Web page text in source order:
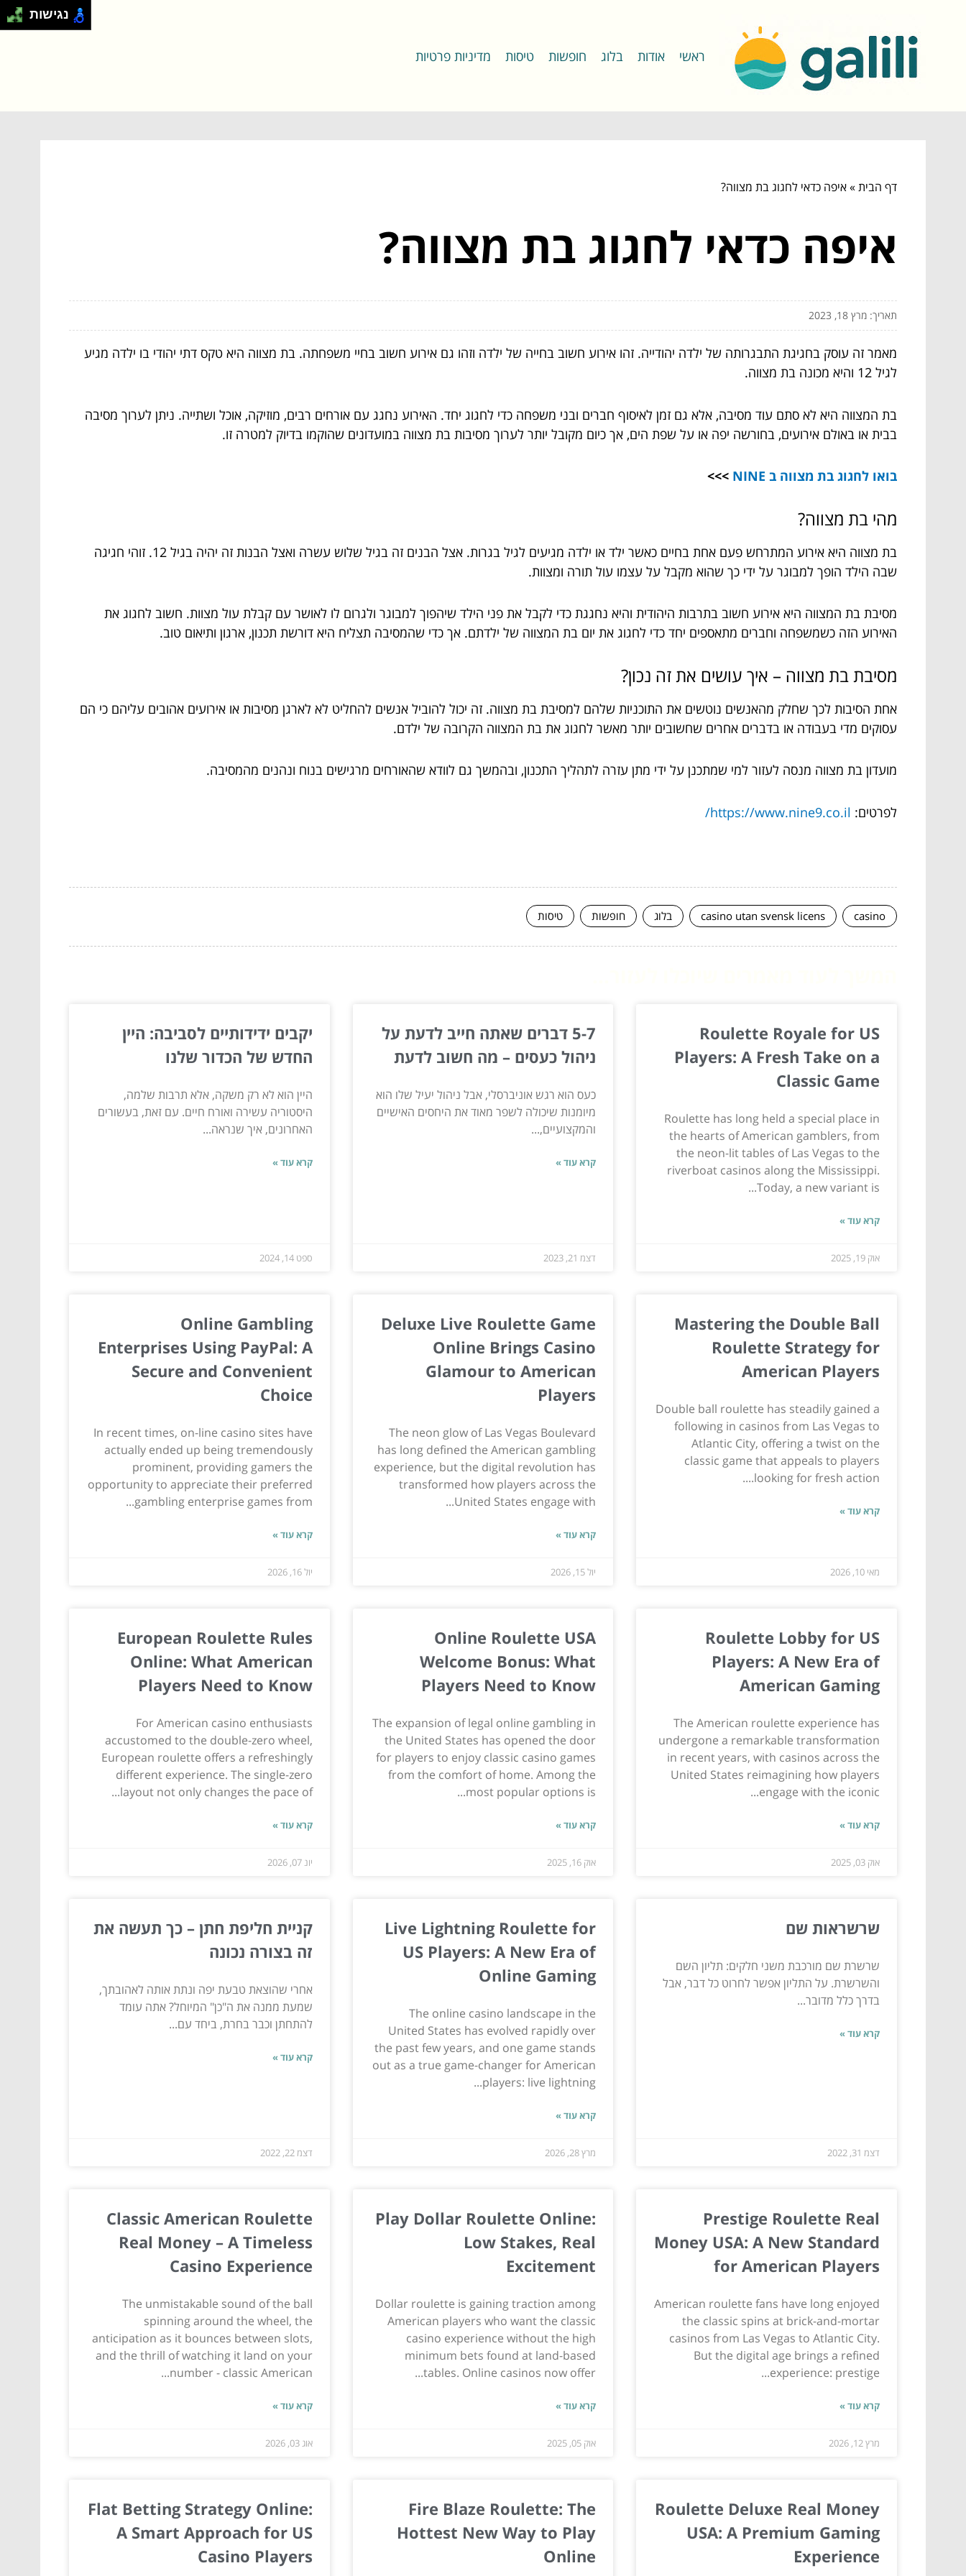
ראשי אודות בלוג חופשות טיסות מדיניות פרטיות
דף הבית»איפה כדאי לחגוג בת מצווה?
איפה כדאי לחגוג בת מצווה?
תאריך: מרץ 18, 2023
מאמר זה עוסק בחגיגת התבגרותה של ילדה יהודייה. זהו אירוע חשוב בחייה של ילדה וזהו גם אירוע חשוב בחיי משפחתה. בת מצווה היא טקס דתי יהודי בו ילדה מגיע
לגיל 12 והיא מכונה בת מצווה.
בת המצווה היא לא סתם עוד מסיבה, אלא גם זמן לאיסוף חברים ובני משפחה כדי לחגוג יחד. האירוע נחגג עם אורחים רבים, מוזיקה, אוכל ושתייה. ניתן לערוך מסיבה
בבית או באולם אירועים, בחורשה יפה או על שפת הים, אך כיום מקובל יותר לערוך מסיבות בת מצווה במועדונים שהוקמו בדיוק למטרה זו.
בואו לחגוג בת מצווה ב NINE >>>
מהי בת מצווה?
בת מצווה היא אירוע המתרחש פעם אחת בחיים כאשר ילד או ילדה מגיעים לגיל בגרות. אצל הבנים זה בגיל שלוש עשרה ואצל הבנות זה יהיה בגיל 12. זוהי חגיגה
שבה הילד הופך למבוגר על ידי כך שהוא מקבל על עצמו עול תורה ומצוות.
מסיבת בת המצווה היא אירוע חשוב בתרבות היהודית והיא נחגגת כדי לקבל את פני הילד שיהפוך למבוגר ולגרום לו לאושר עם קבלת עול מצוות. חשוב לחגוג את
האירוע הזה כשמשפחה וחברים מתאספים יחד כדי לחגוג את יום בת המצווה של ילדתם. אך כדי שהמסיבה תצליח היא דורשת תכנון, ארגון ותיאום טוב.
מסיבת בת מצווה – איך עושים את זה נכון?
אחת הסיבות לכך שחלק מהאנשים נוטשים את התוכניות שלהם למסיבת בת מצווה. זה יכול להוביל אנשים להחליט לא לארגן מסיבות או אירועים אהובים עליהם כי הם
עסוקים מדי בעבודה או בדברים אחרים שחשובים יותר מאשר לחגוג את בת המצווה הקרובה של ילדם.
מועדון בת מצווה מנסה לעזור למי שמתכנן על ידי מתן עזרה לתהליך התכנון, ובהמשך גם לוודא שהאורחים מרגישים בנוח ונהנים מהמסיבה.
לפרטים: https://www.nine9.co.il/
casino
casino utan svensk licens בלוג חופשות טיסות
Roulette Royale for US
Players: A Fresh Take on a
Classic Game
Roulette has long held a special place in
the hearts of American gamblers, from
the neon-lit tables of Las Vegas to the
riverboat casinos along the Mississippi.
Today, a new variant is...
קרא עוד »
אוק 19, 2025
5-7 דברים שאתה חייב לדעת על
ניהול כעסים – מה חשוב לדעת
כעס הוא רגש אוניברסלי, אבל ניהול יעיל שלו הוא
מיומנות שיכולה לשפר מאוד את היחסים האישיים
והמקצועיים,...
קרא עוד »
דצמ 21, 2023
יקבים ידידותיים לסביבה: היין
החדש של הכדור שלנו
היין הוא לא רק משקה, אלא תרבות שלמה,
היסטוריה עשירה ואורח חיים. עם זאת, בעשורים
האחרונים, איך שנראה...
קרא עוד »
ספט 14, 2024
Mastering the Double Ball
Roulette Strategy for
American Players
Double ball roulette has steadily gained a
following in casinos from Las Vegas to
Atlantic City, offering a twist on the
classic game that appeals to players
looking for fresh action....
קרא עוד »
מאי 10, 2026
Deluxe Live Roulette Game
Online Brings Casino
Glamour to American
Players
The neon glow of Las Vegas Boulevard
has long defined the American gambling
experience, but the digital revolution has
transformed how players across the
United States engage with...
קרא עוד »
יול 15, 2026
Online Gambling
Enterprises Using PayPal: A
Secure and Convenient
Choice
In recent times, on-line casino sites have
actually ended up being tremendously
prominent, providing gamers the
opportunity to appreciate their preferred
gambling enterprise games from...
קרא עוד »
יול 16, 2026
Roulette Lobby for US
Players: A New Era of
American Gaming
The American roulette experience has
undergone a remarkable transformation
in recent years, with casinos across the
United States reimagining how players
engage with the iconic...
קרא עוד »
אוק 03, 2025
Online Roulette USA
Welcome Bonus: What
Players Need to Know
The expansion of legal online gambling in
the United States has opened the door
for players to enjoy classic casino games
from the comfort of home. Among the
most popular options is...
קרא עוד »
אוק 16, 2025
European Roulette Rules
Online: What American
Players Need to Know
For American casino enthusiasts
accustomed to the double-zero wheel,
European roulette offers a refreshingly
different experience. The single-zero
layout not only changes the pace of...
קרא עוד »
יונ 07, 2026
שרשראות שם
שרשרת שם מורכבת משני חלקים: תליון השם
והשרשרת. על התליון אפשר לחרוט כל דבר, אבל
בדרך כלל מדובר...
קרא עוד »
דצמ 31, 2022
Live Lightning Roulette for
US Players: A New Era of
Online Gaming
The online casino landscape in the
United States has evolved rapidly over
the past few years, and one game stands
out as a true game-changer for American
players: live lightning...
קרא עוד »
מרץ 28, 2026
קניית חליפת חתן – כך תעשה את
זה בצורה נכונה
אחרי שהוצאת טבעת יפה ונתת אותה לאהובתך,
שמעת ממנה את ה"כן" המיוחל? אתה עומד
להתחתן וכבר בחרת, ביחד עם...
קרא עוד »
דצמ 22, 2022
Prestige Roulette Real
Money USA: A New Standard
for American Players
American roulette fans have long enjoyed
the classic spins at brick-and-mortar
casinos from Las Vegas to Atlantic City.
But the digital age brings a refined
experience: prestige...
קרא עוד »
מרץ 12, 2026
Play Dollar Roulette Online:
Low Stakes, Real
Excitement
Dollar roulette is gaining traction among
American players who want the classic
casino experience without the high
minimum bets found at land-based
tables. Online casinos now offer...
קרא עוד »
אוק 05, 2025
Classic American Roulette
Real Money – A Timeless
Casino Experience
The unmistakable sound of the ball
spinning around the wheel, the
anticipation as it bounces between slots,
and the thrill of watching it land on your
number - classic American...
קרא עוד »
אוג 03, 2026
Roulette Deluxe Real Money
USA: A Premium Gaming
Experience
Fire Blaze Roulette: The
Hottest New Way to Play
Online
Flat Betting Strategy Online:
A Smart Approach for US
Casino Players
נגישות